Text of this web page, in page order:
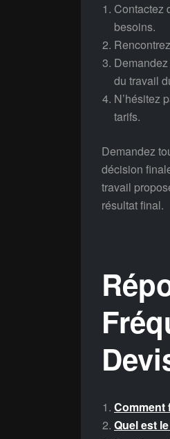
Contactez
besoins.
du travail
N’hésitez
tarifs.
Demandez
décision
travail
résultat final.
Comment
Quel est